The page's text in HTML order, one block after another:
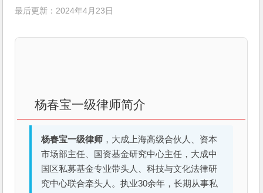
最后更新：2024年4月23日
杨春宝一级律师简介
杨春宝一级律师 ，大成上海高级合伙人、资本
市场部主任、国资基金研究中心主任，大成中
国区私募基金专业带头人、科技与文化法律研
究中心联合牵头人。执业30余年，长期从事私